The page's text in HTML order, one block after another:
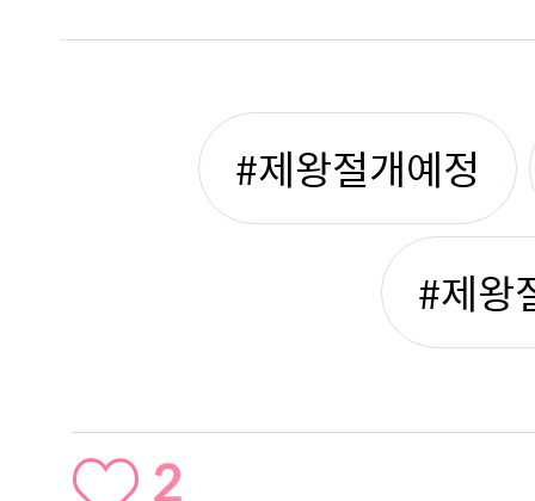
#제왕절개예정
#제왕
2